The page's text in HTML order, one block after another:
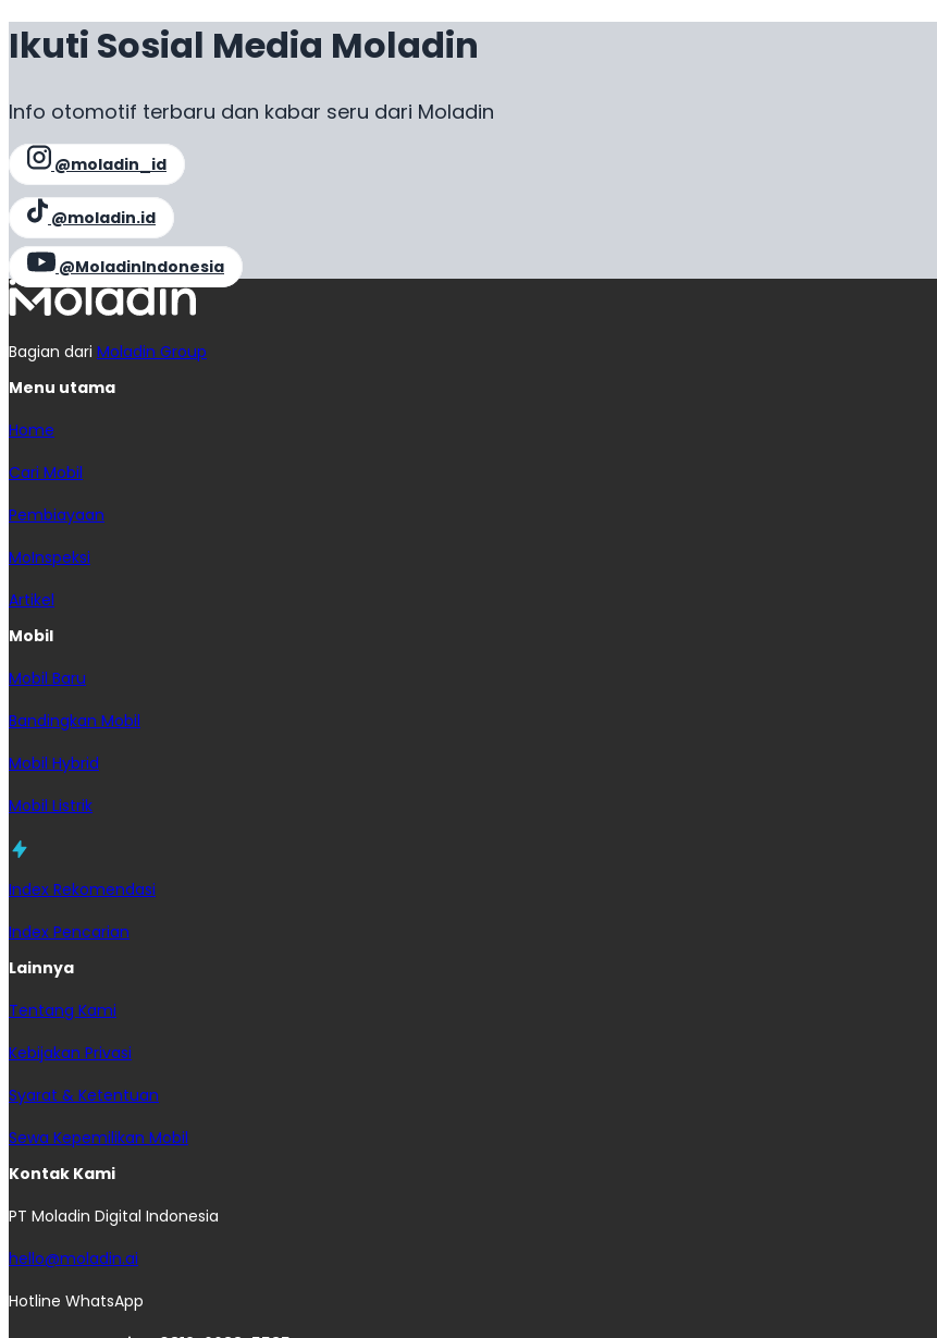
Ikuti Sosial Media Moladin
Info otomotif terbaru dan kabar seru dari Moladin
@moladin_id
@moladin.id
@MoladinIndonesia
Bagian dari Moladin Group
Menu utama
Home
Cari Mobil
Pembiayaan
MoInspeksi
Artikel
Mobil
Mobil Baru
Bandingkan Mobil
Mobil Hybrid
Mobil Listrik
Index Rekomendasi
Index Pencarian
Lainnya
Tentang Kami
Kebijakan Privasi
Syarat & Ketentuan
Sewa Kepemilikan Mobil
Kontak Kami
PT Moladin Digital Indonesia
hello@moladin.ai
Hotline WhatsApp